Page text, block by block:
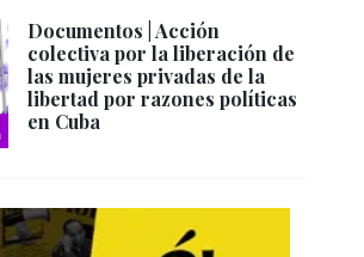
Documentos | Acción
colectiva por la liberación de
las mujeres privadas de la
libertad por razones políticas
en Cuba